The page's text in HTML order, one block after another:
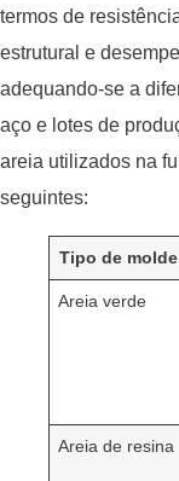
termos de
estrutural e
adequando-se a
aço e lotes de
areia utilizados na
seguintes:
Tipo de
Areia verde
Areia de resina